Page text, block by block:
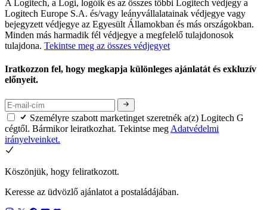
A Logitech, a Logi, logóik és az összes többi Logitech védjegy a
Logitech Europe S.A. és/vagy leányvállalatainak védjegye vagy
bejegyzett védjegye az Egyesült Államokban és más országokban.
Minden más harmadik fél védjegye a megfelelő tulajdonosok
tulajdona. Tekintse meg az összes védjegyet
Iratkozzon fel, hogy megkapja különleges ajánlatát és exkluzív
előnyeit.
Személyre szabott marketinget szeretnék a(z) Logitech G
cégtől. Bármikor leiratkozhat. Tekintse meg Adatvédelmi
irányelveinket.
Köszönjük, hogy feliratkozott.
Keresse az üdvözlő ajánlatot a postaládájában.